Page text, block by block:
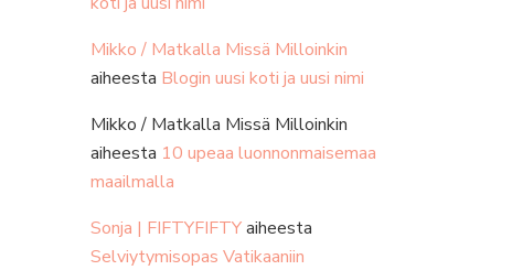
Mikko / Matkalla Missä Milloinkin
aiheesta Blogin uusi koti ja uusi nimi
Mikko / Matkalla Missä Milloinkin
aiheesta 10 upeaa luonnonmaisemaa
maailmalla
Sonja | FIFTYFIFTYaiheesta
Selviytymisopas Vatikaaniin